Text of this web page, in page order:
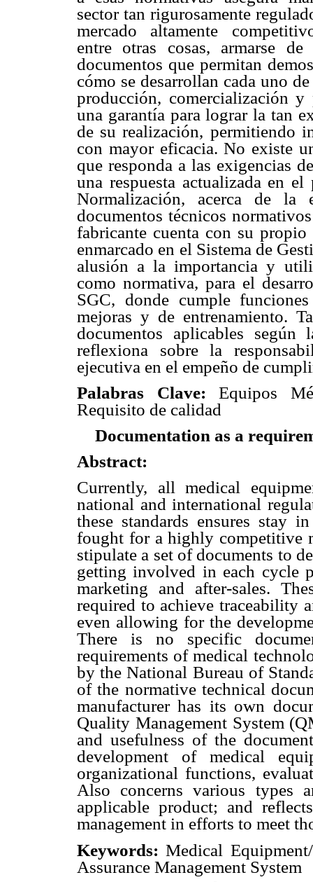
sector tan rigurosamente
mercado altamente
entre otras cosas, armarse
documentos que permitan
cómo se desarrollan cada uno
producción, comercialización y
una garantía para lograr la tan
de su realización, permitiendo
con mayor eficacia. No existe
que responda a las exigencias
una respuesta actualizada en
Normalización, acerca de
documentos técnicos
fabricante cuenta con su propio
enmarcado en el Sistema de
alusión a la importancia y
como normativa, para el
SGC, donde cumple
mejoras y de entrenamiento.
documentos aplicables
reflexiona sobre la
ejecutiva en el empeño de
Palabras Clave: Equipos
Requisito de calidad
Documentation as a
Abstract:
Currently, all medical
national and international
these standards ensures stay
fought for a highly competitive
stipulate a set of documents to
getting involved in each cycle
marketing and after-sales.
required to achieve traceability
even allowing for the
There is no specific
requirements of medical
by the National Bureau of
of the normative technical
manufacturer has its own
Quality Management System
and usefulness of the
development of medical
organizational functions,
Also concerns various types
applicable product; and
management in efforts to meet
Keywords: Medical
Assurance Management System